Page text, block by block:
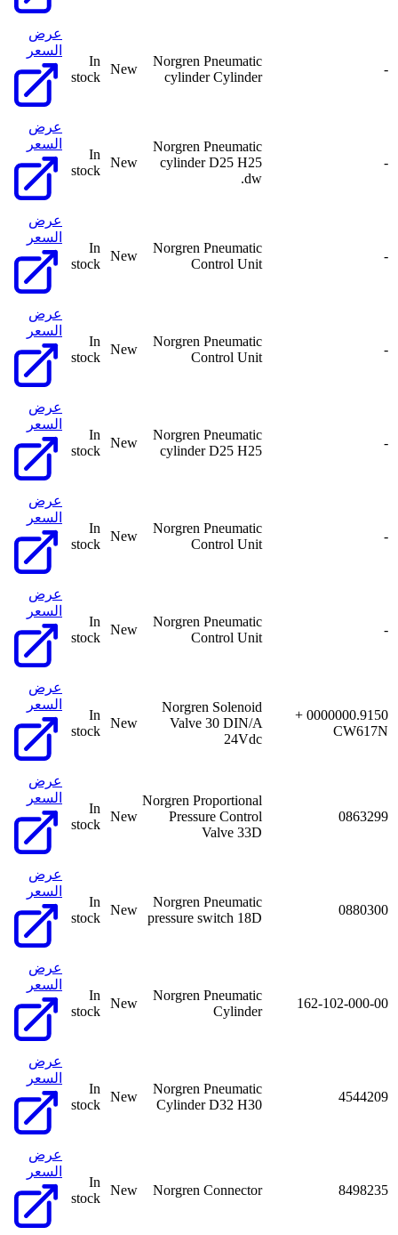
-
Norgren Pneumatic
cylinder Cylinder
New
In
stock
عرض
السعر
-
Norgren Pneumatic
cylinder D25 H25
dw.
New
In
stock
عرض
السعر
-
Norgren Pneumatic
Control Unit
New
In
stock
عرض
السعر
-
Norgren Pneumatic
Control Unit
New
In
stock
عرض
السعر
-
Norgren Pneumatic
cylinder D25 H25
New
In
stock
عرض
السعر
-
Norgren Pneumatic
Control Unit
New
In
stock
عرض
السعر
-
Norgren Pneumatic
Control Unit
New
In
stock
عرض
السعر
0000000.9150 +
CW617N
Norgren Solenoid
Valve 30 DIN/A
24Vdc
New
In
stock
عرض
السعر
0863299
Norgren Proportional
Pressure Control
Valve 33D
New
In
stock
عرض
السعر
0880300
Norgren Pneumatic
pressure switch 18D
New
In
stock
عرض
السعر
162-102-000-00
Norgren Pneumatic
Cylinder
New
In
stock
عرض
السعر
4544209
Norgren Pneumatic
Cylinder D32 H30
New
In
stock
عرض
السعر
8498235
Norgren Connector
New
In
stock
عرض
السعر